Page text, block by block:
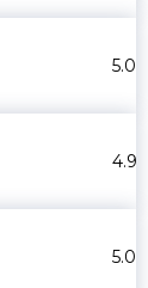
5.0
4.9
5.0